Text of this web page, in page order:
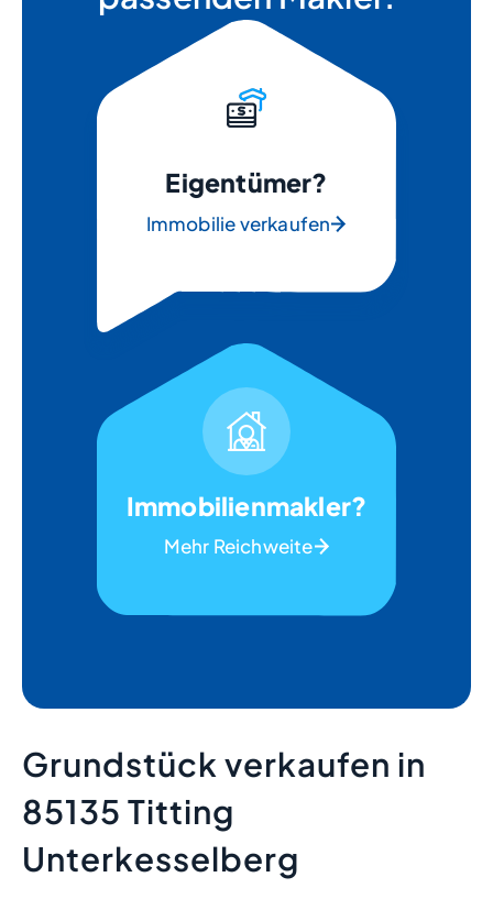
Eigentümer?
Immobilie verkaufen
Immobilienmakler?
Mehr Reichweite
Grundstück verkaufen in
85135 Titting
Unterkesselberg